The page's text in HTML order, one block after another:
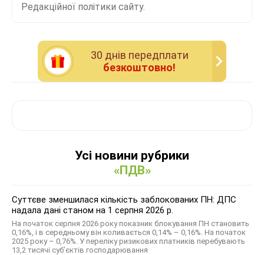
Редакційної політики сайту.
30 днiв передплати
безкоштовно!
Усі новини рубрики
«ПДВ»
Суттєве зменшилася кількість заблокованих ПН: ДПС
надала дані станом на 1 серпня 2026 р.
На початок серпня 2026 року показник блокування ПН становить
0,16%, і в середньому він коливається 0,14% – 0,16%. На початок
2025 року – 0,76%. У переліку ризикових платників перебувають
13,2 тисячі суб’єктів господарювання